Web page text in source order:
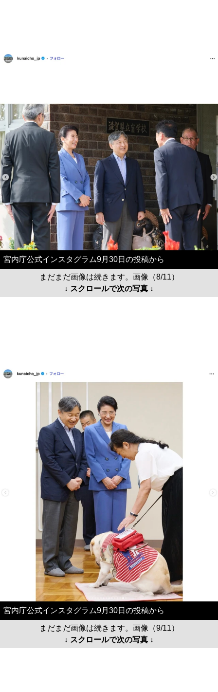
宮内庁公式インスタグラム9月30日の投稿から
まだまだ画像は続きます。画像（8/11）
↓ スクロールで次の写真 ↓
宮内庁公式インスタグラム9月30日の投稿から
まだまだ画像は続きます。画像（9/11）
↓ スクロールで次の写真 ↓